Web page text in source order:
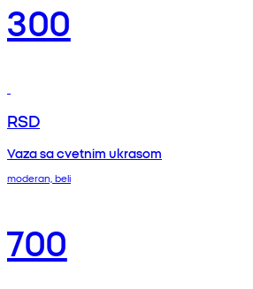
300
RSD
Vaza sa cvetnim ukrasom
moderan, beli
700